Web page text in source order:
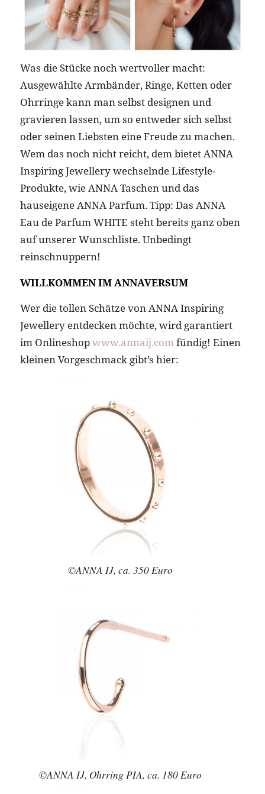
Was die Stücke noch wertvoller macht:
Ausgewählte Armbänder, Ringe, Ketten oder
Ohrringe kann man selbst designen und
gravieren lassen, um so entweder sich selbst
oder seinen Liebsten eine Freude zu machen.
Wem das noch nicht reicht, dem bietet ANNA
Inspiring Jewellery wechselnde Lifestyle-
Produkte, wie ANNA Taschen und das
hauseigene ANNA Parfum. Tipp: Das ANNA
Eau de Parfum WHITE steht bereits ganz oben
auf unserer Wunschliste. Unbedingt
reinschnuppern!
WILLKOMMEN IM ANNAVERSUM
Wer die tollen Schätze von ANNA Inspiring
Jewellery entdecken möchte, wird garantiert
im Onlineshopwww.annaij.comfündig! Einen
kleinen Vorgeschmack gibt’s hier:
©ANNA IJ, ca. 350 Euro
©ANNA IJ, Ohrring PIA, ca. 180 Euro